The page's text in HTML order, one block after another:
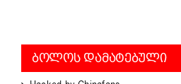
ᲑᲝᲚᲝᲡ ᲓᲐᲛᲐᲢᲔᲑᲣᲚᲘ